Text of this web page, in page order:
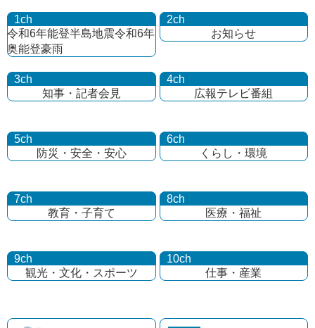
1ch
令和6年能登半島地震令和6年
奥能登豪雨
2ch
お知らせ
3ch
知事・記者会見
4ch
広報テレビ番組
5ch
防災・安全・安心
6ch
くらし・環境
7ch
教育・子育て
8ch
医療・福祉
9ch
観光・文化・ スポーツ
10ch
仕事・産業